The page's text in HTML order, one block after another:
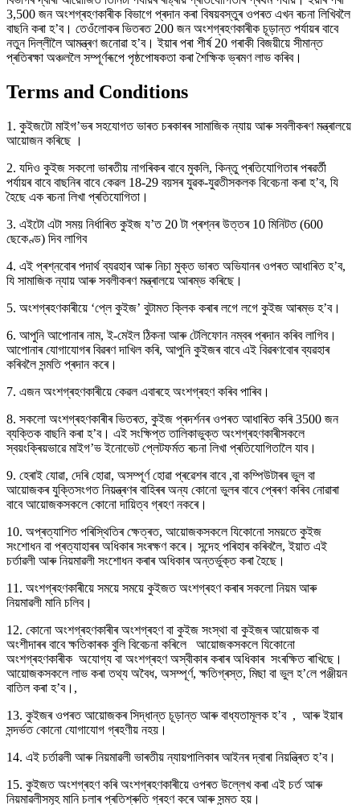
3,500 জন অংশগ্ৰহণকাৰীক বিভাগে প্ৰদান কৰা বিষয়বস্তুৰ ওপৰত এখন ৰচনা লিখিবলৈ
বাছনি কৰা হ’ব। তেওঁলোকৰ ভিতৰত 200 জন অংশগ্ৰহণকাৰীক চূড়ান্ত পৰ্যায়ৰ বাবে
নতুন দিল্লীলৈ আমন্ত্ৰণ জনোৱা হ’ব। ইয়াৰ পৰা শীৰ্ষ 20 গৰাকী বিজয়ীয়ে সীমান্ত
প্ৰতিৰক্ষা অঞ্চললৈ সম্পূৰ্ণৰূপে পৃষ্ঠপোষকতা কৰা শৈক্ষিক ভ্ৰমণ লাভ কৰিব।
Terms and Conditions
1. কুইজটো মাইগ’ভৰ সহযোগত ভাৰত চৰকাৰৰ সামাজিক ন্যায় আৰু সবলীকৰণ মন্ত্ৰালয়ে
আয়োজন কৰিছে ।
2. যদিও কুইজ সকলো ভাৰতীয় নাগৰিকৰ বাবে মুকলি, কিন্তু প্ৰতিযোগিতাৰ পৰৱৰ্তী
পৰ্যায়ৰ বাবে বাছনিৰ বাবে কেৱল 18-29 বয়সৰ যুৱক-যুৱতীসকলক বিবেচনা কৰা হ’ব, যি
হৈছে এক ৰচনা লিখা প্ৰতিযোগিতা।
3. এইটো এটা সময় নিৰ্ধাৰিত কুইজ য’ত 20 টা প্ৰশ্নৰ উত্তৰ 10 মিনিটত (600
ছেকেণ্ড) দিব লাগিব
4. এই প্ৰশ্নবোৰ পদাৰ্থ ব্যৱহাৰ আৰু নিচা মুক্ত ভাৰত অভিযানৰ ওপৰত আধাৰিত হ’ব,
যি সামাজিক ন্যায় আৰু সবলীকৰণ মন্ত্ৰালয়ে আৰম্ভ কৰিছে।
5. অংশগ্ৰহণকাৰীয়ে ‘প্লে কুইজ’ বুটামত ক্লিক কৰাৰ লগে লগে কুইজ আৰম্ভ হ’ব।
6. আপুনি আপোনাৰ নাম, ই-মেইল ঠিকনা আৰু টেলিফোন নম্বৰ প্ৰদান কৰিব লাগিব।
আপোনাৰ যোগাযোগৰ বিৱৰণ দাখিল কৰি, আপুনি কুইজৰ বাবে এই বিৱৰণবোৰ ব্যৱহাৰ
কৰিবলৈ সন্মতি প্ৰদান কৰে।
7. এজন অংশগ্ৰহণকাৰীয়ে কেৱল এবাৰহে অংশগ্ৰহণ কৰিব পাৰিব।
8. সকলো অংশগ্ৰহণকাৰীৰ ভিতৰত, কুইজ প্ৰদৰ্শনৰ ওপৰত আধাৰিত কৰি 3500 জন
ব্যক্তিক বাছনি কৰা হ’ব। এই সংক্ষিপ্ত তালিকাভুক্ত অংশগ্ৰহণকাৰীসকলে
স্বয়ংক্ৰিয়ভাৱে মাইগ’ভ ইনোভেট প্লেটফৰ্মত ৰচনা লিখা প্ৰতিযোগিতালৈ যাব।
9. হেৰাই যোৱা, দেৰি হোৱা, অসম্পূৰ্ণ হোৱা প্ৰৱেশৰ বাবে ,বা কম্পিউটাৰৰ ভুল বা
আয়োজকৰ যুক্তিসংগত নিয়ন্ত্ৰণৰ বাহিৰৰ অন্য কোনো ভুলৰ বাবে প্ৰেৰণ কৰিব নোৱাৰা
বাবে আয়োজকসকলে কোনো দায়িত্ব গ্ৰহণ নকৰে।
10. অপ্ৰত্যাশিত পৰিস্থিতিৰ ক্ষেত্ৰত, আয়োজকসকলে যিকোনো সময়তে কুইজ
সংশোধন বা প্ৰত্যাহাৰৰ অধিকাৰ সংৰক্ষণ কৰে। সন্দেহ পৰিহাৰ কৰিবলৈ, ইয়াত এই
চৰ্তাৱলী আৰু নিয়মাৱলী সংশোধন কৰাৰ অধিকাৰ অন্তৰ্ভুক্ত কৰা হৈছে।
11. অংশগ্ৰহণকাৰীয়ে সময়ে সময়ে কুইজত অংশগ্ৰহণ কৰাৰ সকলো নিয়ম আৰু
নিয়মাৱলী মানি চলিব।
12. কোনো অংশগ্ৰহণকাৰীৰ অংশগ্ৰহণ বা কুইজ সংস্থা বা কুইজৰ আয়োজক বা
অংশীদাৰৰ বাবে ক্ষতিকাৰক বুলি বিবেচনা কৰিলে আয়োজকসকলে যিকোনো
অংশগ্ৰহণকাৰীক অযোগ্য বা অংশগ্ৰহণ অস্বীকাৰ কৰাৰ অধিকাৰ সংৰক্ষিত ৰাখিছে।
আয়োজকসকলে লাভ কৰা তথ্য অবৈধ, অসম্পূৰ্ণ, ক্ষতিগ্ৰস্ত, মিছা বা ভুল হ’লে পঞ্জীয়ন
বাতিল কৰা হ’ব।,
13. কুইজৰ ওপৰত আয়োজকৰ সিদ্ধান্ত চূড়ান্ত আৰু বাধ্যতামূলক হ’ব , আৰু ইয়াৰ
সন্দৰ্ভত কোনো যোগাযোগ গ্ৰহণীয় নহয়।
14. এই চৰ্তাৱলী আৰু নিয়মাৱলী ভাৰতীয় ন্যায়পালিকাৰ আইনৰ দ্বাৰা নিয়ন্ত্ৰিত হ’ব।
15. কুইজত অংশগ্ৰহণ কৰি অংশগ্ৰহণকাৰীয়ে ওপৰত উল্লেখ কৰা এই চৰ্ত আৰু
নিয়মাৱলীসমূহ মানি চলাৰ প্ৰতিশ্ৰুতি গ্ৰহণ কৰে আৰু সন্মত হয়।